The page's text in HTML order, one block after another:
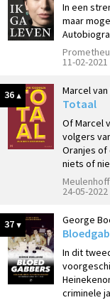
In een
maar
11-02-2021
36 Marcel
Totaal
Of Marcel
volgers
Oranjes
niets of
24-05-2022
37 George
In dit
criminele